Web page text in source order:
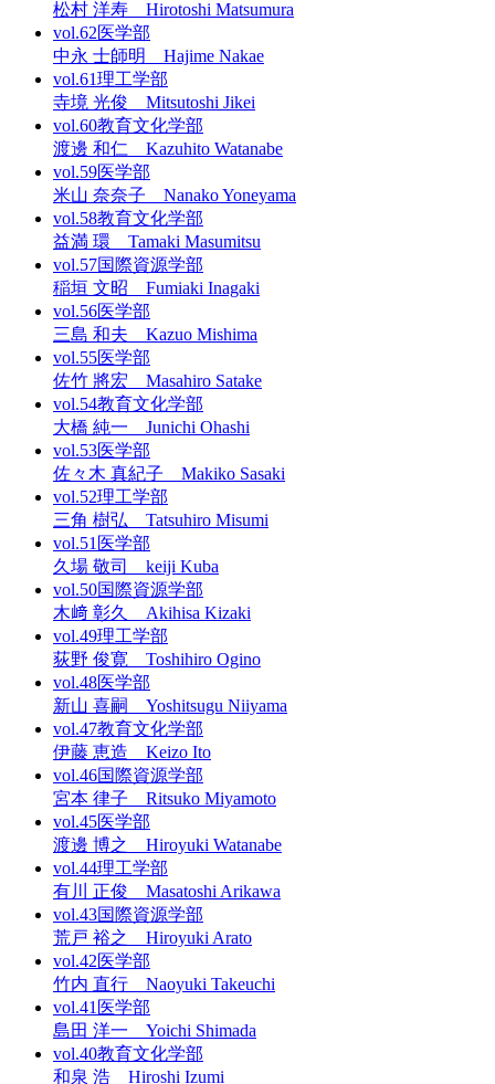
松村 洋寿 Hirotoshi Matsumura
vol.62医学部
中永 士師明 Hajime Nakae
vol.61理工学部
寺境 光俊 Mitsutoshi Jikei
vol.60教育文化学部
渡邊 和仁 Kazuhito Watanabe
vol.59医学部
米山 奈奈子 Nanako Yoneyama
vol.58教育文化学部
益満 環 Tamaki Masumitsu
vol.57国際資源学部
稲垣 文昭 Fumiaki Inagaki
vol.56医学部
三島 和夫 Kazuo Mishima
vol.55医学部
佐竹 將宏 Masahiro Satake
vol.54教育文化学部
大橋 純一 Junichi Ohashi
vol.53医学部
佐々木 真紀子 Makiko Sasaki
vol.52理工学部
三角 樹弘 Tatsuhiro Misumi
vol.51医学部
久場 敬司 keiji Kuba
vol.50国際資源学部
木﨑 彰久 Akihisa Kizaki
vol.49理工学部
荻野 俊寛 Toshihiro Ogino
vol.48医学部
新山 喜嗣 Yoshitsugu Niiyama
vol.47教育文化学部
伊藤 恵造 Keizo Ito
vol.46国際資源学部
宮本 律子 Ritsuko Miyamoto
vol.45医学部
渡邊 博之 Hiroyuki Watanabe
vol.44理工学部
有川 正俊 Masatoshi Arikawa
vol.43国際資源学部
荒戸 裕之 Hiroyuki Arato
vol.42医学部
竹内 直行 Naoyuki Takeuchi
vol.41医学部
島田 洋一 Yoichi Shimada
vol.40教育文化学部
和泉 浩 Hiroshi Izumi